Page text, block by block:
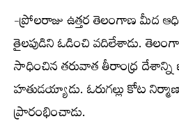
-ప్రోలరాజు ఉత్తర తెలంగాణ మీద
తైలపుడిని ఓడించి వదిలేశాడు.
సాధించిన తరువాత తీరాంధ్ర
హతుడయ్యాడు. ఓరుగల్లు కోట
ప్రారంభించాడు.